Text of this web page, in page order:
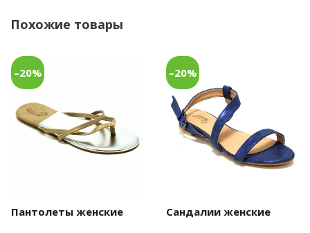
Похожие товары
–20%
Пантолеты женские
–20%
Сандалии женские